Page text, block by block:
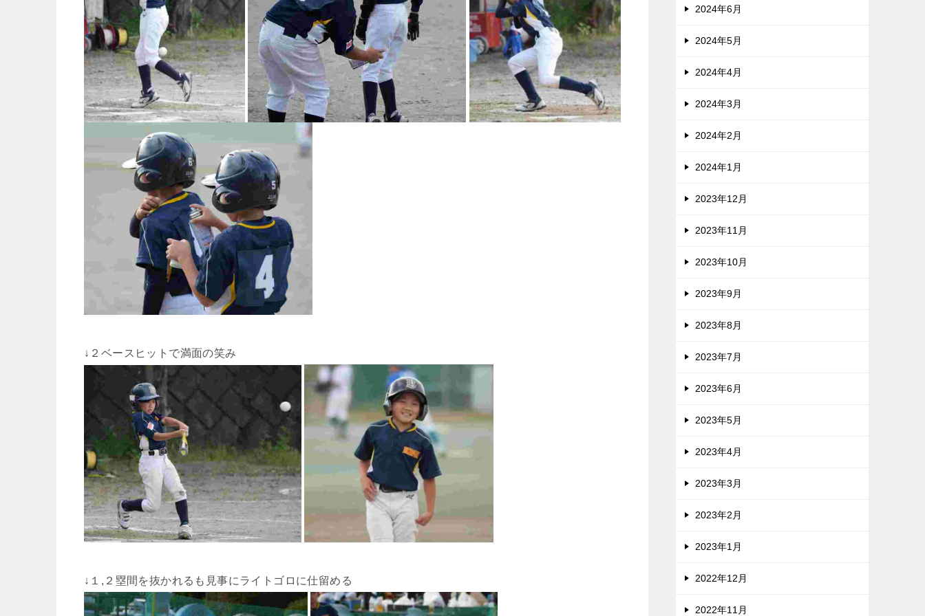
↓２ベースヒットで満面の笑み
↓１,２塁間を抜かれるも見事にライトゴロに仕留める
2024年6月
2024年5月
2024年4月
2024年3月
2024年2月
2024年1月
2023年12月
2023年11月
2023年10月
2023年9月
2023年8月
2023年7月
2023年6月
2023年5月
2023年4月
2023年3月
2023年2月
2023年1月
2022年12月
2022年11月